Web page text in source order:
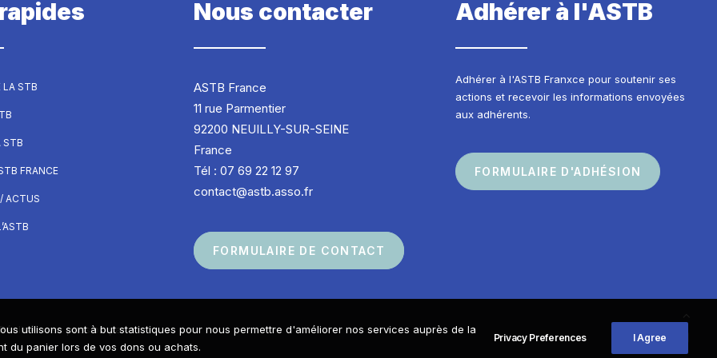
LA STB
STB
FRANCE
ACTUS
Nous contacter
ASTB France
11 rue Parmentier
92200 NEUILLY-SUR-SEINE
France
Tél : 07 69 22 12 97
contact@astb.asso.fr
FORMULAIRE DE CONTACT
Adhérer à l'ASTB
Adhérer à l'ASTB Franxce pour soutenir ses
actions et recevoir les informations envoyées
aux adhérents.
FORMULAIRE D'ADHÉSION
avec passion par
utilisons sont à but statistiques pour nous permettre d'améliorer nos services auprès de la
du panier lors de vos dons ou achats.
Privacy Preferences I Agree